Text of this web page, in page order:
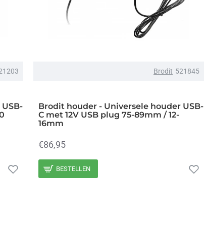
Brodit 521845
Brodit houder - Universele houder USB-
C met 12V USB plug 75-89mm / 12-
16mm
€86,95
BESTELLEN